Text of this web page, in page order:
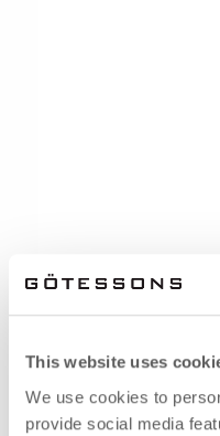
This website uses
We use cookies to
provide social media